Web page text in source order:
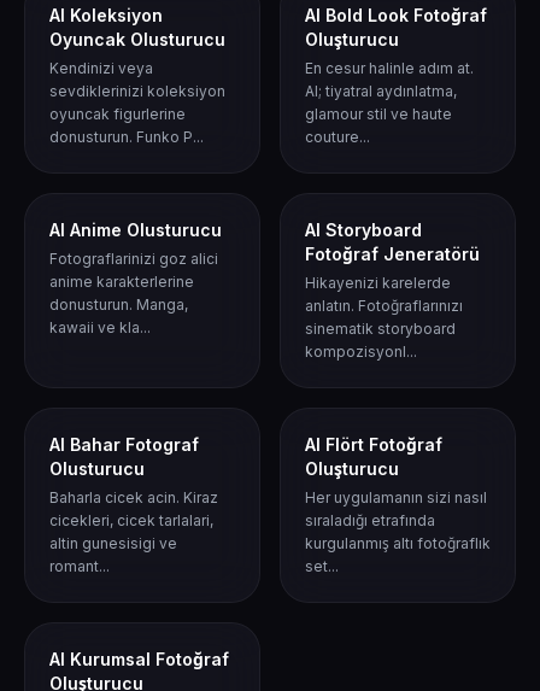
AI Koleksiyon
Oyuncak Olusturucu
Kendinizi veya
sevdiklerinizi koleksiyon
oyuncak figurlerine
donusturun. Funko P...
AI Bold Look Fotoğraf
Oluşturucu
En cesur halinle adım at.
AI; tiyatral aydınlatma,
glamour stil ve haute
couture...
AI Anime Olusturucu
Fotograflarinizi goz alici
anime karakterlerine
donusturun. Manga,
kawaii ve kla...
AI Storyboard
Fotoğraf Jeneratörü
Hikayenizi karelerde
anlatın. Fotoğraflarınızı
sinematik storyboard
kompozisyonl...
AI Bahar Fotograf
Olusturucu
Baharla cicek acin. Kiraz
cicekleri, cicek tarlalari,
altin gunesisigi ve
romant...
AI Flört Fotoğraf
Oluşturucu
Her uygulamanın sizi nasıl
sıraladığı etrafında
kurgulanmış altı fotoğraflık
set...
AI Kurumsal Fotoğraf
Oluşturucu